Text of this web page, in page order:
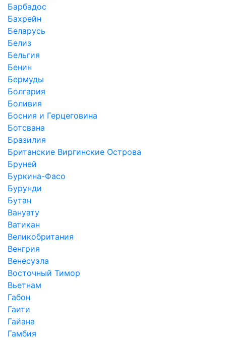
Барбадос
Бахрейн
Беларусь
Белиз
Бельгия
Бенин
Бермуды
Болгария
Боливия
Босния и Герцеговина
Ботсвана
Бразилия
Британские Виргинские Острова
Бруней
Буркина-Фасо
Бурунди
Бутан
Вануату
Ватикан
Великобритания
Венгрия
Венесуэла
Восточный Тимор
Вьетнам
Габон
Гаити
Гайана
Гамбия